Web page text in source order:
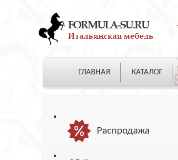
FORMULA-SU.RU
Итальянская мебель
ГЛАВНАЯ КАТАЛОГ
Распродажа